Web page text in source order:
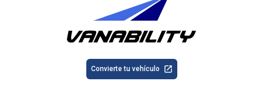
Convierte tu vehículo